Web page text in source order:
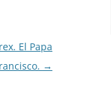
El Papa
→